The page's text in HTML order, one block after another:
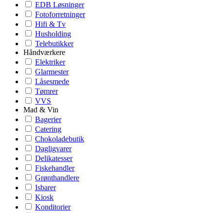
EDB Løsninger
Fotoforretninger
Hifi & Tv
Husholding
Telebutikker
Håndværkere
Elektriker
Glarmester
Låsesmede
Tømrer
VVS
Mad & Vin
Bagerier
Catering
Chokoladebutik
Dagligvarer
Delikatesser
Fiskehandler
Grønthandlere
Isbarer
Kiosk
Konditorier